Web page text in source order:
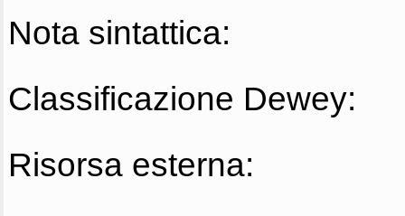
Nota sintattica:
Classificazione Dewey:
Risorsa esterna: